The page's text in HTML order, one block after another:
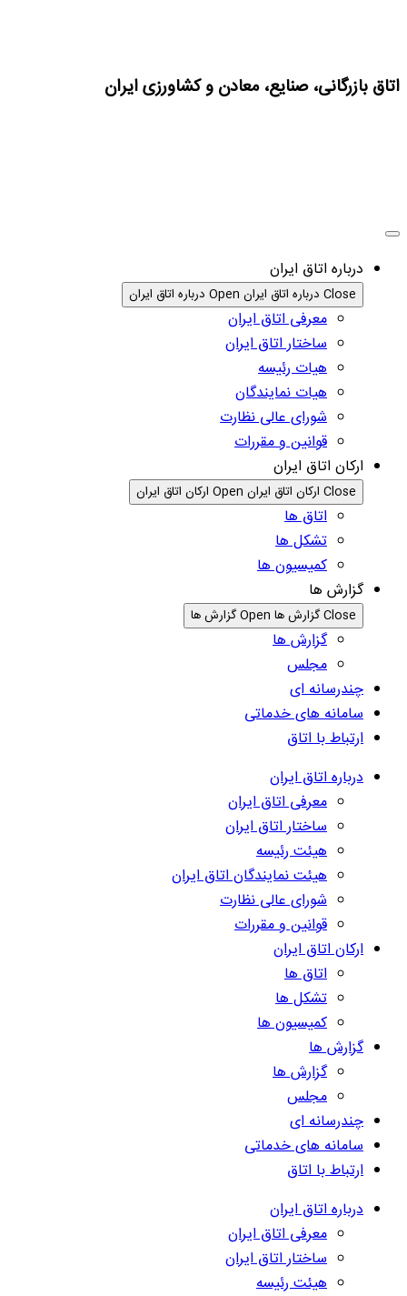
اتاق بازرگانی، صنایع، معادن و کشاورزی ایران
درباره اتاق ایران
Close درباره اتاق ایران Open درباره اتاق ایران
معرفی اتاق ایران
ساختار اتاق ایران
هیات رئیسه
هیات نمایندگان
شورای عالی نظارت
قوانین و مقررات
ارکان اتاق ایران
Close ارکان اتاق ایران Open ارکان اتاق ایران
اتاق ها
تشکل ها
کمیسیون ها
گزارش ها
Close گزارش ها Open گزارش ها
گزارش ها
مجلس
چندرسانه ای
سامانه های خدماتی
ارتباط با اتاق
درباره اتاق ایران
معرفی اتاق ایران
ساختار اتاق ایران
هیئت رئیسه
هیئت نمایندگان اتاق ایران
شورای عالی نظارت
قوانین و مقررات
ارکان اتاق ایران
اتاق ها
تشکل ها
کمیسیون ها
گزارش ها
گزارش ها
مجلس
چندرسانه ای
سامانه های خدماتی
ارتباط با اتاق
درباره اتاق ایران
معرفی اتاق ایران
ساختار اتاق ایران
هیئت رئیسه